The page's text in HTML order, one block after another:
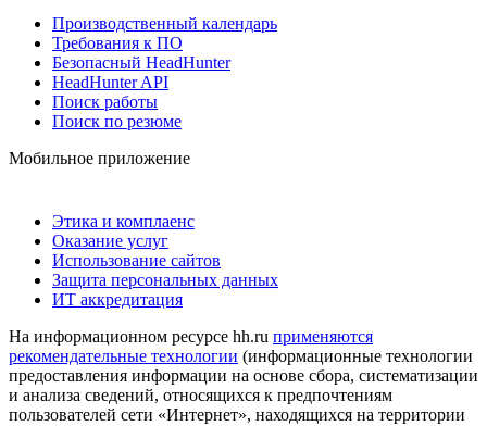
Производственный календарь
Требования к ПО
Безопасный HeadHunter
HeadHunter API
Поиск работы
Поиск по резюме
Мобильное приложение
Этика и комплаенс
Оказание услуг
Использование сайтов
Защита персональных данных
ИТ аккредитация
На информационном ресурсе hh.ru применяются
рекомендательные технологии (информационные технологии
предоставления информации на основе сбора, систематизации
и анализа сведений, относящихся к предпочтениям
пользователей сети «Интернет», находящихся на территории